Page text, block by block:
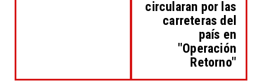
circularan por las
carreteras del
país en
"Operación
Retorno"